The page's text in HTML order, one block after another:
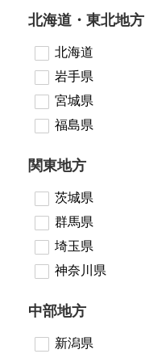
北海道・東北地方
北海道
岩手県
宮城県
福島県
関東地方
茨城県
群馬県
埼玉県
神奈川県
中部地方
新潟県